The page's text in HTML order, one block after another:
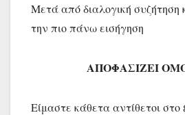
Μετά από διαλογική συζήτηση
την πιο πάνω εισήγηση
ΑΠΟΦΑΣΙΖΕΙ
Είμαστε κάθετα αντίθετοι